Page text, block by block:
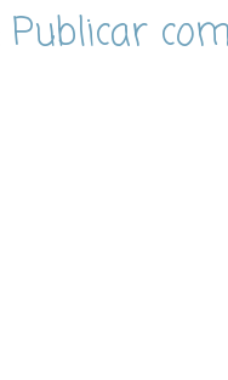
Publicar